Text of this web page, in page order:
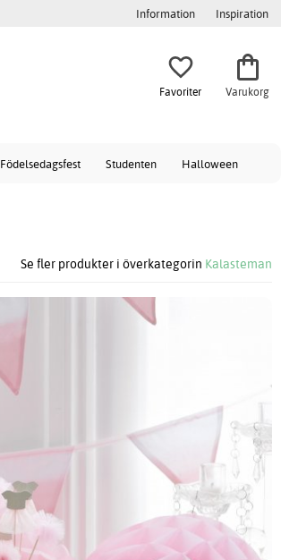
Information Inspiration
Favoriter Varukorg
Födelsedagsfest Studenten Halloween
Se fler produkter i överkategorin Kalasteman